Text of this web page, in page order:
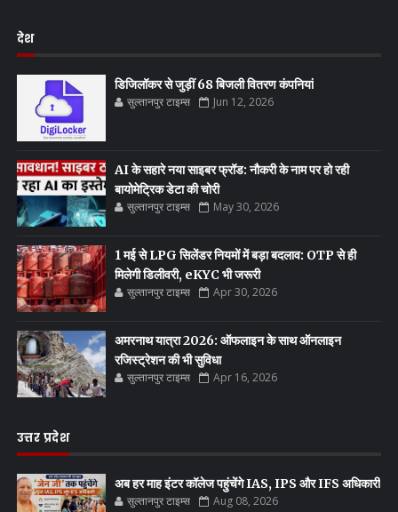
देश
डिजिलॉकर से जुड़ीं 68 बिजली वितरण कंपनियां
सुल्तानपुर टाइम्स Jun 12, 2026
AI के सहारे नया साइबर फ्रॉड: नौकरी के नाम पर हो रही
बायोमेट्रिक डेटा की चोरी
सुल्तानपुर टाइम्स May 30, 2026
1 मई से LPG सिलेंडर नियमों में बड़ा बदलाव: OTP से ही
मिलेगी डिलीवरी, eKYC भी जरूरी
सुल्तानपुर टाइम्स Apr 30, 2026
अमरनाथ यात्रा 2026: ऑफलाइन के साथ ऑनलाइन
रजिस्ट्रेशन की भी सुविधा
सुल्तानपुर टाइम्स Apr 16, 2026
उत्तर प्रदेश
अब हर माह इंटर कॉलेज पहुंचेंगे IAS, IPS और IFS अधिकारी
सुल्तानपुर टाइम्स Aug 08, 2026